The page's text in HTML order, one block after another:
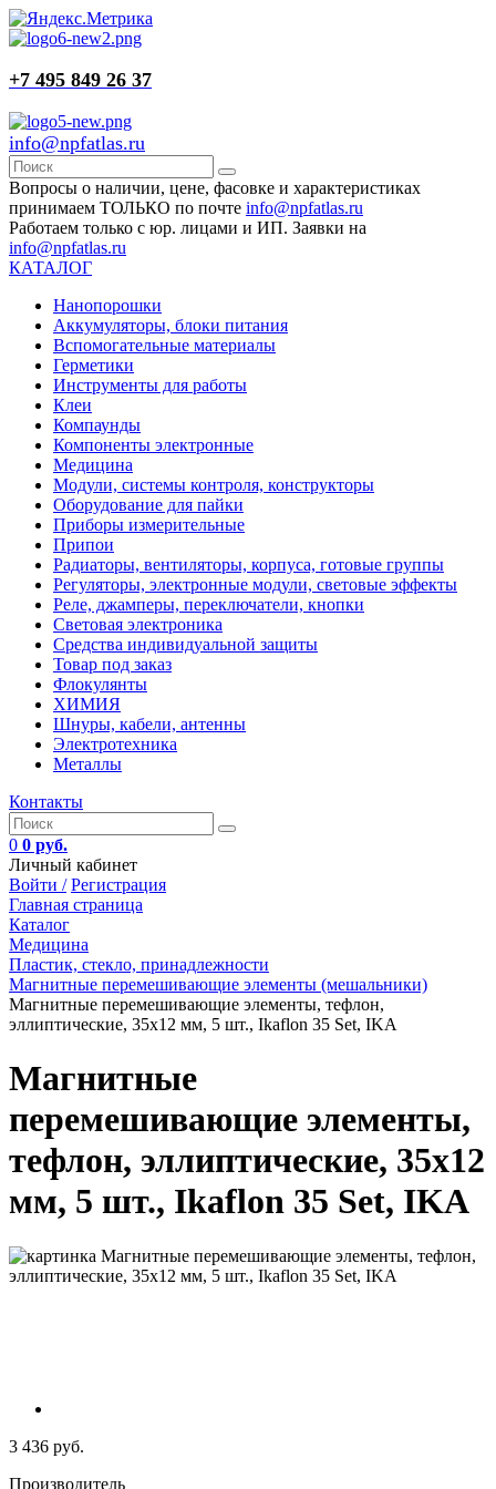
+7 495 849 26 37
info@npfatlas.ru
Вопросы о наличии, цене, фасовке и характеристиках
принимаем ТОЛЬКО по почте info@npfatlas.ru
Работаем только с юр. лицами и ИП. Заявки на
info@npfatlas.ru
КАТАЛОГ
Нанопорошки
Аккумуляторы, блоки питания
Вспомогательные материалы
Герметики
Инструменты для работы
Клеи
Компаунды
Компоненты электронные
Медицина
Модули, системы контроля, конструкторы
Оборудование для пайки
Приборы измерительные
Припои
Радиаторы, вентиляторы, корпуса, готовые группы
Регуляторы, электронные модули, световые эффекты
Реле, джамперы, переключатели, кнопки
Световая электроника
Средства индивидуальной защиты
Товар под заказ
Флокулянты
ХИМИЯ
Шнуры, кабели, антенны
Электротехника
Металлы
Контакты
0 0 руб.
Личный кабинет
Войти / Регистрация
Главная страница
Каталог
Медицина
Пластик, стекло, принадлежности
Магнитные перемешивающие элементы (мешальники)
Магнитные перемешивающие элементы, тефлон,
эллиптические, 35x12 мм, 5 шт., Ikaflon 35 Set, IKA
Магнитные
перемешивающие элементы,
тефлон, эллиптические, 35x12
мм, 5 шт., Ikaflon 35 Set, IKA
3 436 руб.
Производитель